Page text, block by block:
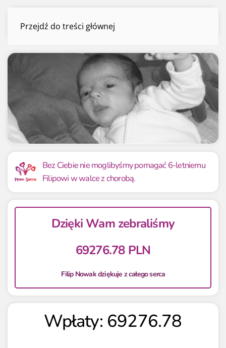
Przejdź do treści głównejFilip Nowak
Mamy już
69 276.78 zł
Potrzebujemy
69 276.78 zł
100.00% 100.00%
Bez Ciebie nie moglibyśmy pomagać 6-letniemu
Filipowi w walce z chorobą.
Dzięki Wam zebraliśmy
69276.78 PLN
Filip Nowak dziękuje z całego serca
Wpłaty: 69276.78